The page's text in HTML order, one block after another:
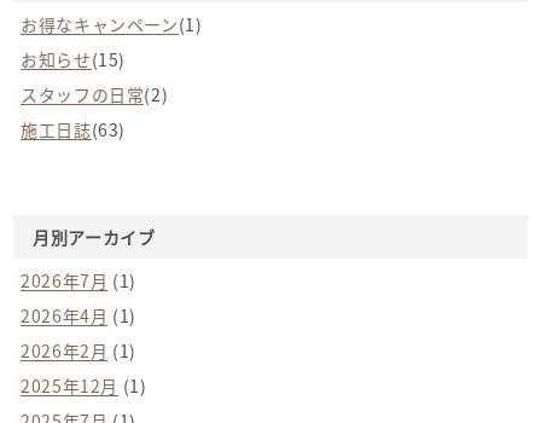
お得なキャンペーン(1)
お知らせ(15)
スタッフの日常(2)
施工日誌(63)
月別アーカイブ
2026年7月 (1)
2026年4月 (1)
2026年2月 (1)
2025年12月 (1)